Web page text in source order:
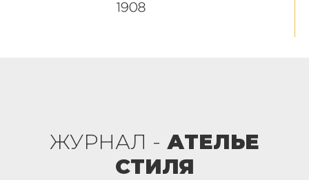
ЖУРНАЛ - АТЕЛЬЕ
СТИЛЯ